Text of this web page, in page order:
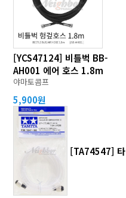
[YCS47124] 비틀벅 BB-
AH001 에어 호스 1.8m
야마토콤프
5,900원
[TA74547] 타